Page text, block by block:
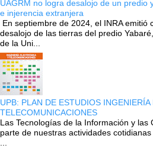
UAGRM no logra desalojo de un predio
e injerencia extranjera
En septiembre de 2024, el INRA emitió
desalojo de las tierras del predio
de la Uni...
UPB: PLAN DE ESTUDIOS
TELECOMUNICACIONES
Las Tecnologías de la Información y las
parte de nuestras actividades